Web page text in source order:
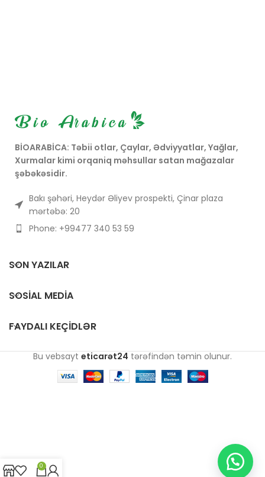
BİOARABİCA: Təbii otlar, Çaylar, Ədviyyatlar, Yağlar,
Xurmalar kimi orqaniq məhsullar satan mağazalar
şəbəkəsidir.
Bakı şəhəri, Heydər Əliyev prospekti, Çinar plaza
mərtəbə: 20
Phone: +99477 340 53 59
SON YAZILAR
SOSIAL MEDIA
FAYDALI KEÇIDLƏR
Bu vebsayt eticarət24 tərəfindən təmin olunur.
0